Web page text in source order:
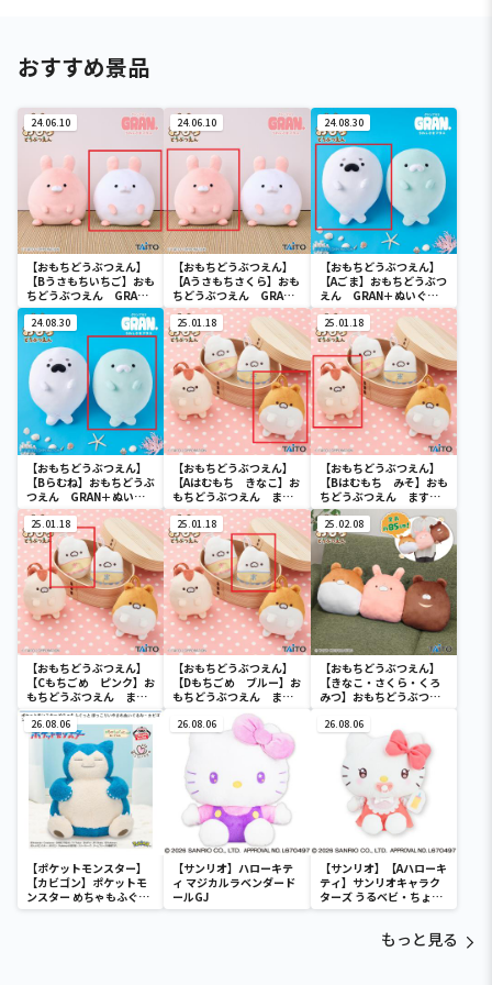
おすすめ景品
24.06.10
【おもちどうぶつえん】
【Bうさもちいちご】おも
ちどうぶつえん GRAN
＋ぬいぐるみ うさも
ち さくら&いちご
24.06.10
【おもちどうぶつえん】
【Aうさもちさくら】おも
ちどうぶつえん GRAN
＋ぬいぐるみ うさも
ち さくら&いちご
24.08.30
【おもちどうぶつえん】
【Aごま】おもちどうぶつ
えん GRAN＋ぬいぐる
み あざらしもち ごま
&らむね
24.08.30
【おもちどうぶつえん】
【Bらむね】おもちどうぶ
つえん GRAN＋ぬいぐ
るみ あざらしもち ご
ま&らむね
25.01.18
【おもちどうぶつえん】
【Aはむもち きなこ】お
もちどうぶつえん ます
こっと はむもち&もち
ごめ
25.01.18
【おもちどうぶつえん】
【Bはむもち みそ】おも
ちどうぶつえん ますこ
っと はむもち&もちご
め
25.01.18
【おもちどうぶつえん】
【Cもちごめ ピンク】お
もちどうぶつえん ます
こっと はむもち&もち
ごめ
25.01.18
【おもちどうぶつえん】
【Dもちごめ ブルー】お
もちどうぶつえん ます
こっと はむもち&もち
ごめ
25.02.08
【おもちどうぶつえん】
【きなこ・さくら・くろ
みつ】おもちどうぶつえ
いぐるみ
26.08.06
【ポケットモンスター】
【カビゴン】ポケットモ
ンスター めちゃもふぐっ
と ほっこりいやされぬい
26.08.06
【サンリオ】ハローキテ
ィ マジカルラベンダード
ールGJ
26.08.06
【サンリオ】【Aハローキ
ティ】サンリオキャラク
ターズ うるベビ・ちょい
デカドール
もっと見る